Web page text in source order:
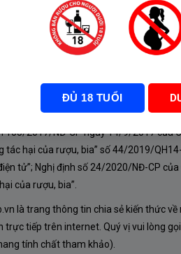
SÁCH
105/2017/NĐ-CP ngày 14/9/2017 của
tác hại của rượu, bia” số 44/2019/
tử”; Nghị định số 24/2020/NĐ-CP
của rượu, bia”.
là trang thông tin chia sẻ kiến thức
trực tiếp trên internet. Quý vị vui lòng
tính chất tham khảo).
ĐỦ 18 TUỔI